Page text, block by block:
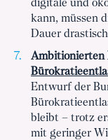
digitale und
kann, müssen
Dauer
Ambitionierten
Entwurf der
bleibt – trotz
mit geringer